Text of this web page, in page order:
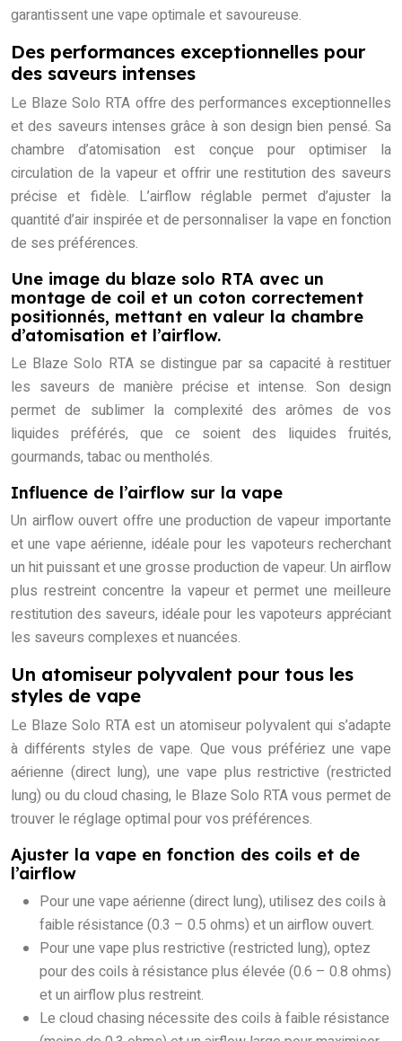
garantissent une vape optimale et savoureuse.
Des performances exceptionnelles pour
des saveurs intenses
Le Blaze Solo RTA offre des performances exceptionnelles
et des saveurs intenses grâce à son design bien pensé. Sa
chambre d’atomisation est conçue pour optimiser la
circulation de la vapeur et offrir une restitution des saveurs
précise et fidèle. L’airflow réglable permet d’ajuster la
quantité d’air inspirée et de personnaliser la vape en fonction
de ses préférences.
Une image du blaze solo RTA avec un
montage de coil et un coton correctement
positionnés, mettant en valeur la chambre
d’atomisation et l’airflow.
Le Blaze Solo RTA se distingue par sa capacité à restituer
les saveurs de manière précise et intense. Son design
permet de sublimer la complexité des arômes de vos
liquides préférés, que ce soient des liquides fruités,
gourmands, tabac ou mentholés.
Influence de l’airflow sur la vape
Un airflow ouvert offre une production de vapeur importante
et une vape aérienne, idéale pour les vapoteurs recherchant
un hit puissant et une grosse production de vapeur. Un airflow
plus restreint concentre la vapeur et permet une meilleure
restitution des saveurs, idéale pour les vapoteurs appréciant
les saveurs complexes et nuancées.
Un atomiseur polyvalent pour tous les
styles de vape
Le Blaze Solo RTA est un atomiseur polyvalent qui s’adapte
à différents styles de vape. Que vous préfériez une vape
aérienne (direct lung), une vape plus restrictive (restricted
lung) ou du cloud chasing, le Blaze Solo RTA vous permet de
trouver le réglage optimal pour vos préférences.
Ajuster la vape en fonction des coils et de
l’airflow
Pour une vape aérienne (direct lung), utilisez des coils à
faible résistance (0.3 – 0.5 ohms) et un airflow ouvert.
Pour une vape plus restrictive (restricted lung), optez
pour des coils à résistance plus élevée (0.6 – 0.8 ohms)
et un airflow plus restreint.
Le cloud chasing nécessite des coils à faible résistance